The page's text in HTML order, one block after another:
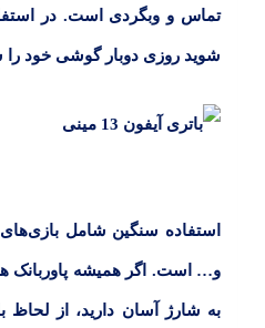
تماس و وبگردی است. در
شوید روزی دوبار گوشی خود را
استفاده سنگین شامل
و… است. اگر همیشه پاوربانک
به شارژ آسان دارید، از